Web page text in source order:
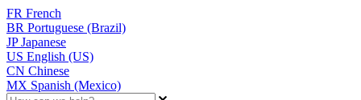
FR French
BR Portuguese (Brazil)
JP Japanese
US English (US)
CN Chinese
MX Spanish (Mexico)